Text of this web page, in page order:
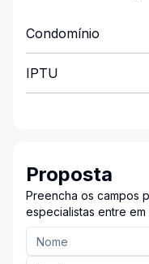
Condomínio
IPTU
Proposta
Preencha os campos
especialistas entre em